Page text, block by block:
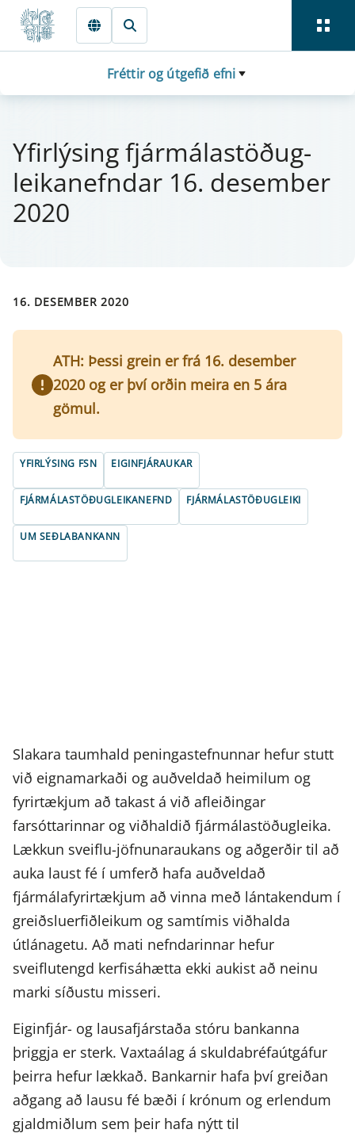
Fara beint í Meginmál
Fréttir og útgefið efni
Yfi­r­lýs­ing fjá­r­málastöðug­
leika­nefnd­ar 16. des­em­ber
2020
16. DESEMBER 2020
ATH: Þessi grein er frá 16. desember
2020 og er því orðin meira en 5 ára
gömul.
YFIRLÝSING FSN EIGINFJÁRAUKAR
FJÁRMÁLASTÖÐUGLEIKANEFND FJÁRMÁLASTÖÐUGLEIKI
UM SEÐLABANKANN
Slakara taumhald peningastefnunnar hefur stutt
við eignamarkaði og auðveldað heimilum og
fyrirtækjum að takast á við afleiðingar
farsóttarinnar og viðhaldið fjármálastöðugleika.
Lækkun sveiflu-jöfnunaraukans og aðgerðir til að
auka laust fé í umferð hafa auðveldað
fjármálafyrirtækjum að vinna með lántakendum í
greiðsluerfiðleikum og samtímis viðhalda
útlánagetu. Að mati nefndarinnar hefur
sveiflutengd kerfisáhætta ekki aukist að neinu
marki síðustu misseri.
Eiginfjár- og lausafjárstaða stóru bankanna
þriggja er sterk. Vaxtaálag á skuldabréfaútgáfur
þeirra hefur lækkað. Bankarnir hafa því greiðan
aðgang að lausu fé bæði í krónum og erlendum
gjaldmiðlum sem þeir hafa nýtt til